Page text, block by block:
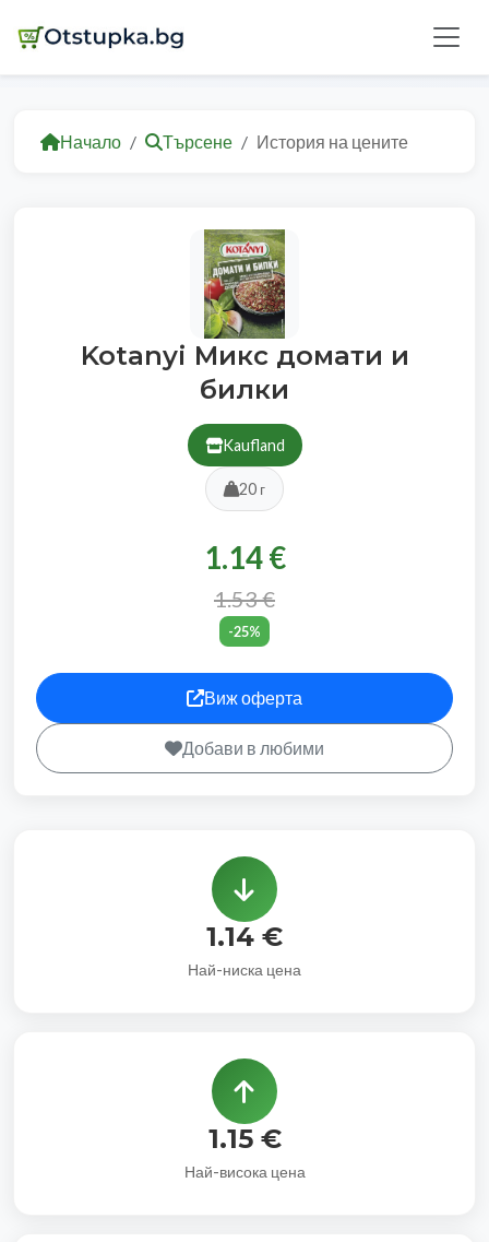
Начало Търсене История на цените
Kotanyi Микс домати и
билки
Kaufland
20 г
1.14 €
1.53 €
-25%
Виж оферта
Добави в любими
1.14 €
Най-ниска цена
1.15 €
Най-висока цена